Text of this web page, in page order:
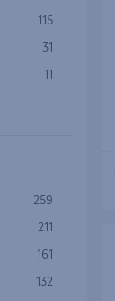
115
31
11
259
211
161
132